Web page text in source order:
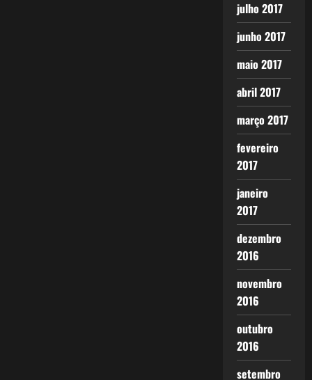
julho 2017
junho 2017
maio 2017
abril 2017
março 2017
fevereiro
2017
janeiro
2017
dezembro
2016
novembro
2016
outubro
2016
setembro